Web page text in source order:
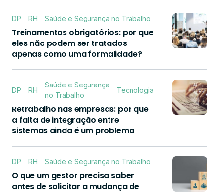
DP RH Saúde e Segurança no Trabalho
Treinamentos obrigatórios: por que
eles não podem ser tratados
apenas como uma formalidade?
DP RH
Saúde e Segurança
no Trabalho
Tecnologia
Retrabalho nas empresas: por que
a falta de integração entre
sistemas ainda é um problema
DP RH Saúde e Segurança no Trabalho
O que um gestor precisa saber
antes de solicitar a mudança de